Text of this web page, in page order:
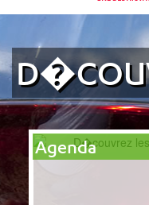
01